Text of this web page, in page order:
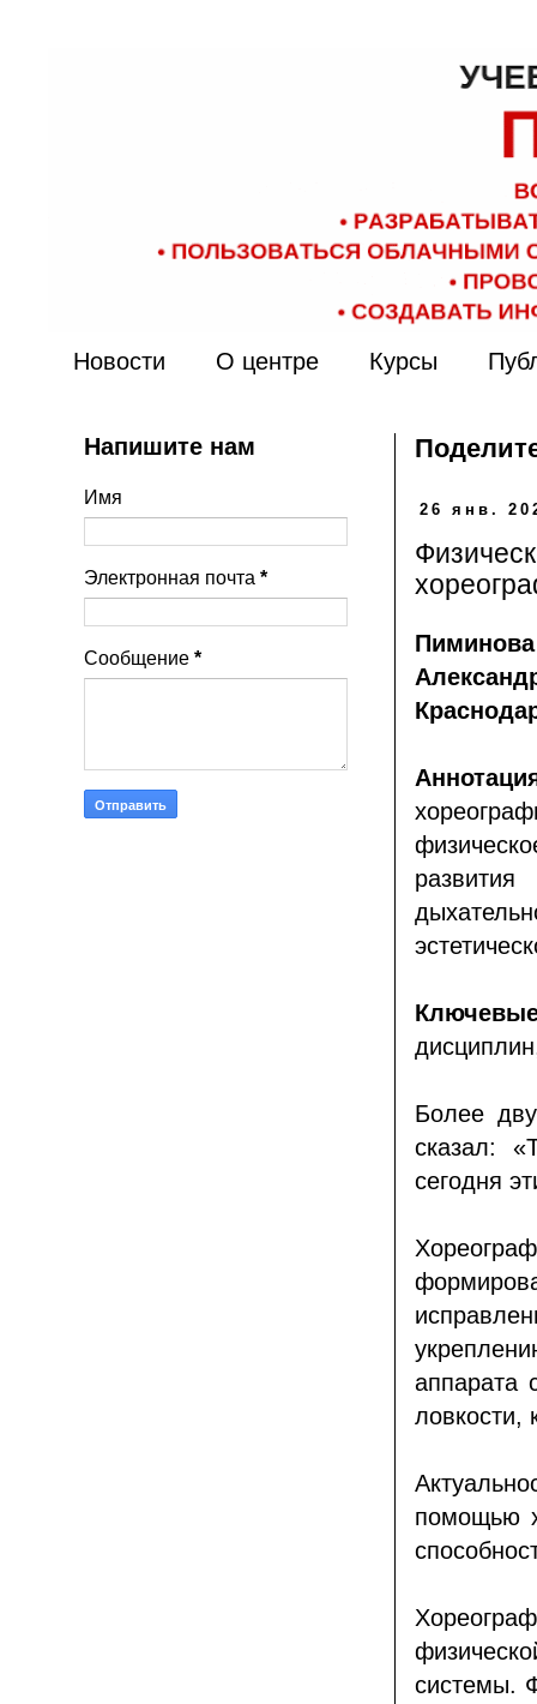
Новости О центре Курсы
26 янв.
Более
сказал:
сегодня
аппарата
ловкости,
помощью
системы.
Напишите нам
Имя
Электронная почта *
Сообщение *